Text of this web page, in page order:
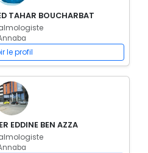
TAHAR BOUCHARBAT
le profil
EDDINE BEN AZZA